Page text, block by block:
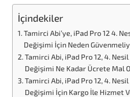
İçindekiler
Tamirci Abi’ye, iPad Pro 12 4.
Değişimi İçin Neden
Tamirci Abi, iPad Pro 12, 4.
Değişimi Ne Kadar Ücrete Mal
Tamirci Abi, iPad Pro 12, 4.
Değişimi İçin Kargo İle Hizmet